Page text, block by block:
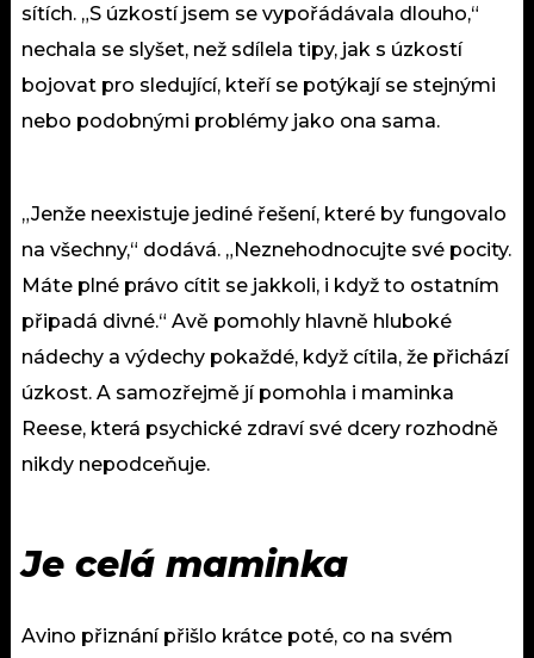
sítích. „S úzkostí jsem se vypořádávala dlouho,“
nechala se slyšet, než sdílela tipy, jak s úzkostí
bojovat pro sledující, kteří se potýkají se stejnými
nebo podobnými problémy jako ona sama.
„Jenže neexistuje jediné řešení, které by fungovalo
na všechny,“ dodává. „Neznehodnocujte své pocity.
Máte plné právo cítit se jakkoli, i když to ostatním
připadá divné.“ Avě pomohly hlavně hluboké
nádechy a výdechy pokaždé, když cítila, že přichází
úzkost. A samozřejmě jí pomohla i maminka
Reese, která psychické zdraví své dcery rozhodně
nikdy nepodceňuje.
Je celá maminka
Avino přiznání přišlo krátce poté, co na svém